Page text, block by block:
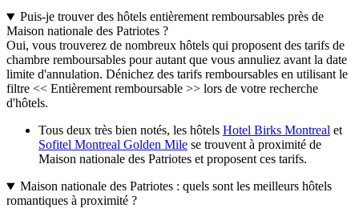
Puis-je trouver des hôtels entièrement remboursables près de
Maison nationale des Patriotes ?
Oui, vous trouverez de nombreux hôtels qui proposent des tarifs de
chambre remboursables pour autant que vous annuliez avant la date
limite d'annulation. Dénichez des tarifs remboursables en utilisant le
filtre << Entièrement remboursable >> lors de votre recherche
d'hôtels.
Tous deux très bien notés, les hôtels Hotel Birks Montreal et
Sofitel Montreal Golden Mile se trouvent à proximité de
Maison nationale des Patriotes et proposent ces tarifs.
Maison nationale des Patriotes : quels sont les meilleurs hôtels
romantiques à proximité ?